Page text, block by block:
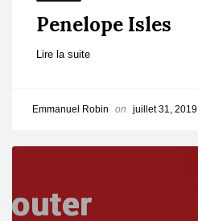
Penelope Isles
Lire la suite
Emmanuel Robin on juillet 31, 2019